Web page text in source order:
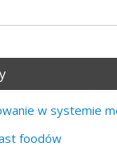
w systemie
foodów